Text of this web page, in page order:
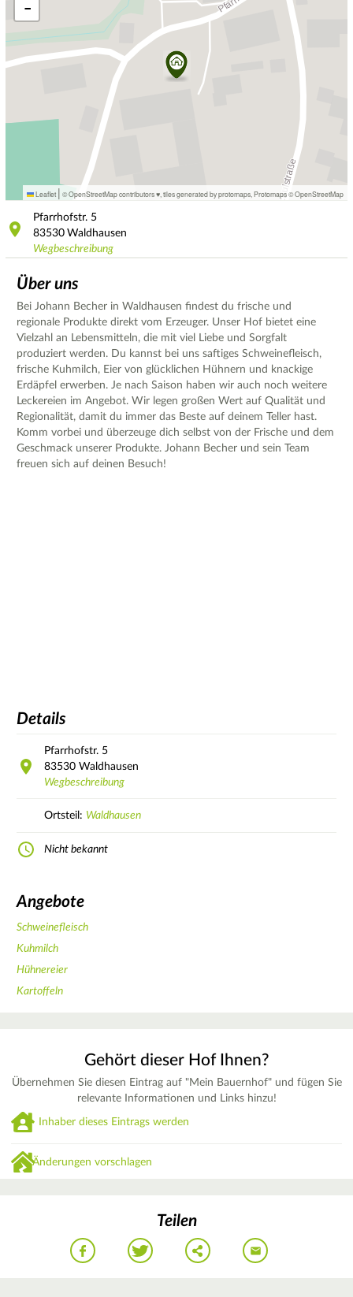
−
Leaflet | © OpenStreetMap contributors ♥, tiles generated by protomaps Protomaps©OpenStreetMap
Pfarrhofstr. 5
83530 Waldhausen
Wegbeschreibung
Über uns
Bei Johann Becher in Waldhausen findest du frische und
regionale Produkte direkt vom Erzeuger. Unser Hof bietet eine
Vielzahl an Lebensmitteln, die mit viel Liebe und Sorgfalt
produziert werden. Du kannst bei uns saftiges Schweinefleisch,
frische Kuhmilch, Eier von glücklichen Hühnern und knackige
Erdäpfel erwerben. Je nach Saison haben wir auch noch weitere
Leckereien im Angebot. Wir legen großen Wert auf Qualität und
Regionalität, damit du immer das Beste auf deinem Teller hast.
Komm vorbei und überzeuge dich selbst von der Frische und dem
Geschmack unserer Produkte. Johann Becher und sein Team
freuen sich auf deinen Besuch!
Details
Pfarrhofstr. 5
83530 Waldhausen
Wegbeschreibung
Ortsteil: Waldhausen
Nicht bekannt
Angebote
Schweinefleisch
Kuhmilch
Hühnereier
Kartoffeln
Gehört dieser Hof Ihnen?
Übernehmen Sie diesen Eintrag auf "Mein Bauernhof" und fügen Sie
relevante Informationen und Links hinzu!
Inhaber dieses Eintrags werden
Änderungen vorschlagen
Teilen